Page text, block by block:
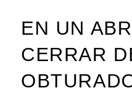
EN UN
CERRAR